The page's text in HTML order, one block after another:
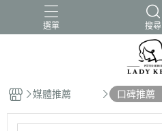
選單 搜尋
媒體推薦 口碑推薦